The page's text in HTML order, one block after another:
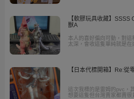
【軟膠玩具收藏】SSSS
獸A
本人的喜好偏向可動，對
太深，會收這隻單純就是在
【日本代標開箱】Re:從
這次我標的是雷姆的pvc，
想要這隻但台灣賣家都賣很